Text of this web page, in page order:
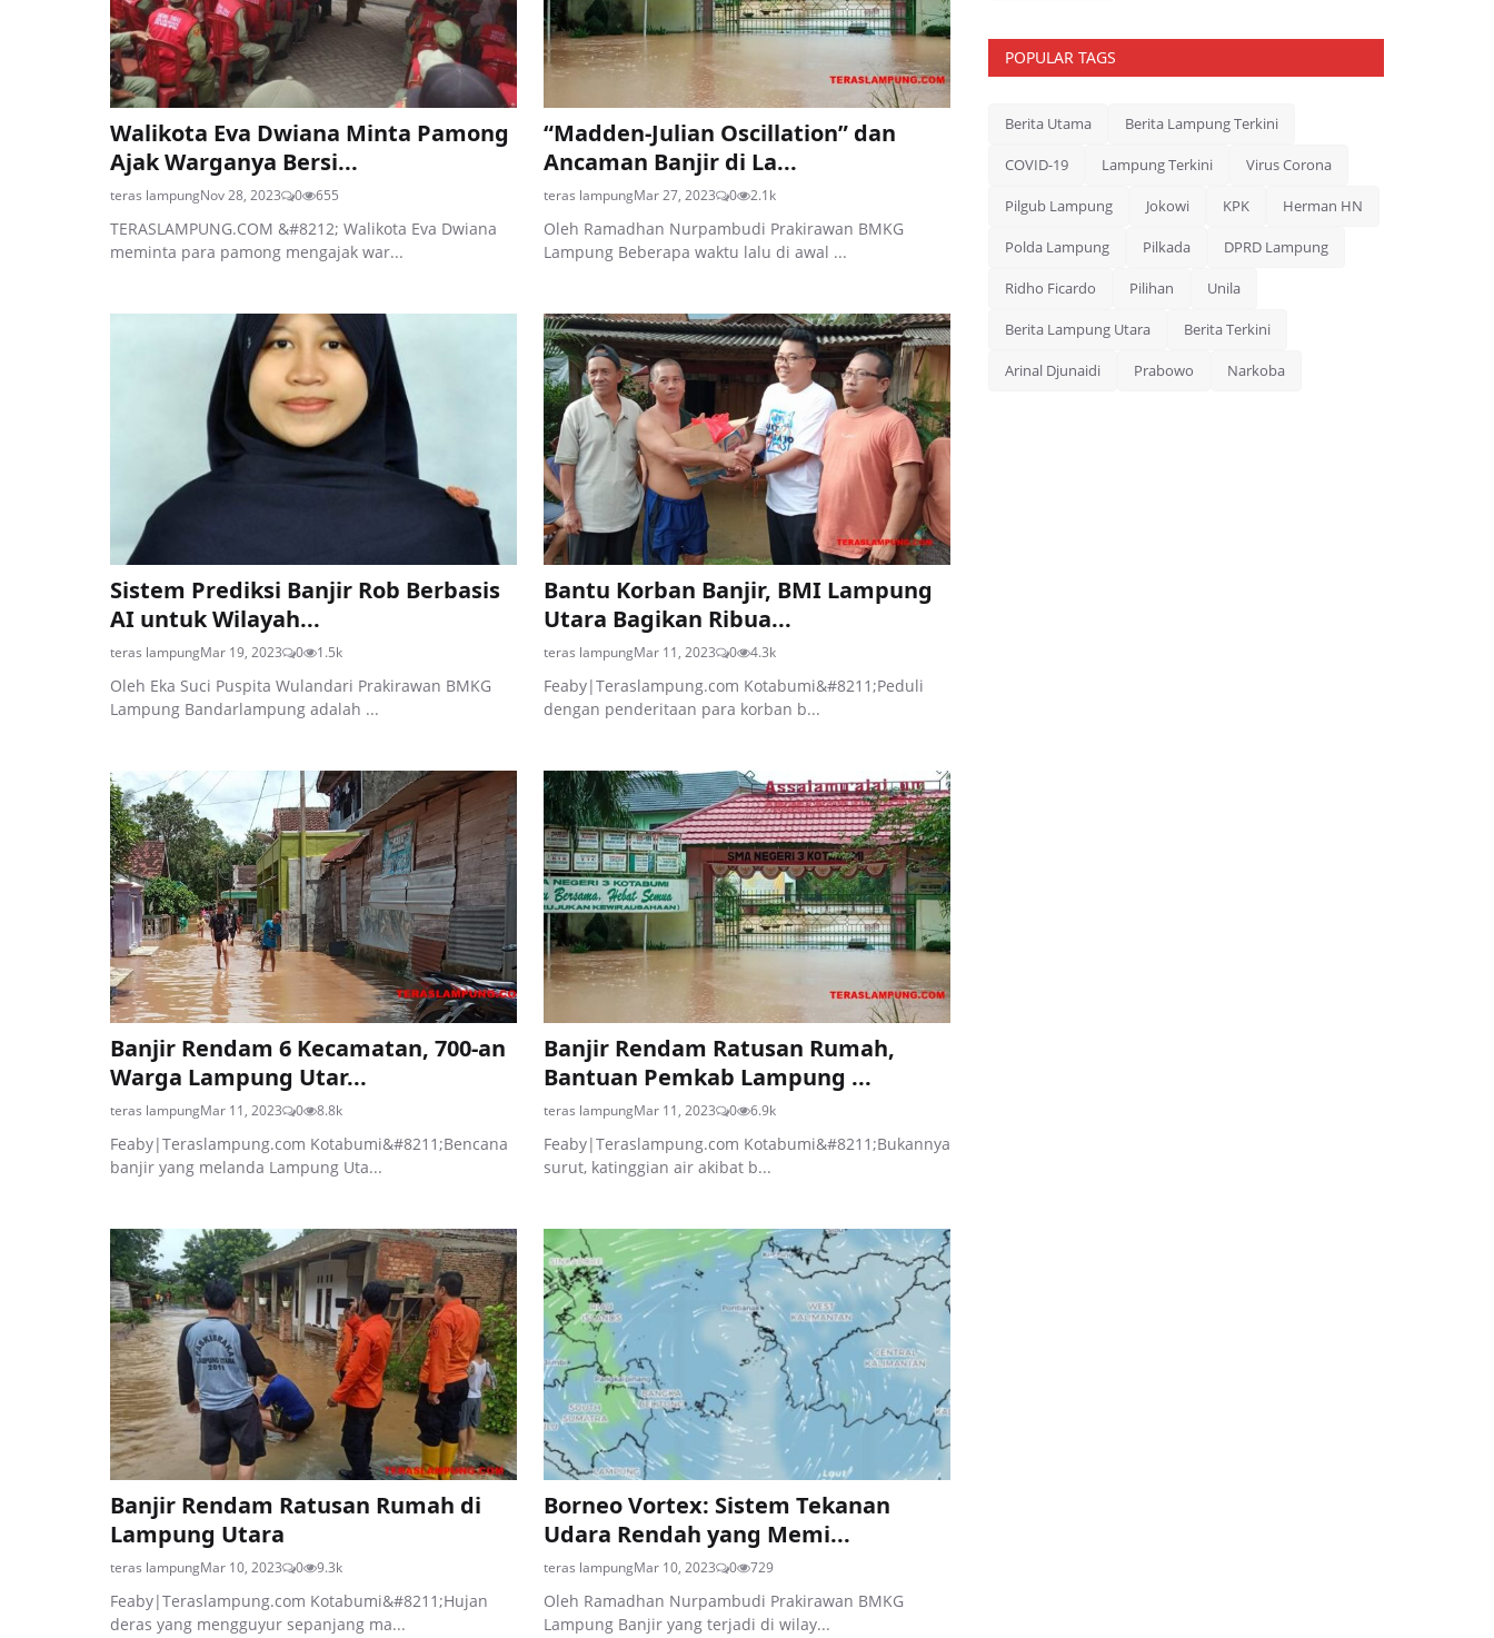
Walikota Eva Dwiana Minta Pamong
Ajak Warganya Bersi...
teras lampungNov 28, 2023 0 655
TERASLAMPUNG.COM &#8212; Walikota Eva Dwiana
meminta para pamong mengajak war...
“Madden-Julian Oscillation” dan
Ancaman Banjir di La...
teras lampungMar 27, 2023 0 2.1k
Oleh Ramadhan Nurpambudi Prakirawan BMKG
Lampung Beberapa waktu lalu di awal ...
Sistem Prediksi Banjir Rob Berbasis
AI untuk Wilayah...
teras lampungMar 19, 2023 0 1.5k
Oleh Eka Suci Puspita Wulandari Prakirawan BMKG
Lampung Bandarlampung adalah ...
Bantu Korban Banjir, BMI Lampung
Utara Bagikan Ribua...
teras lampungMar 11, 2023 0 4.3k
Feaby|Teraslampung.com Kotabumi&#8211;Peduli
dengan penderitaan para korban b...
Banjir Rendam 6 Kecamatan, 700-an
Warga Lampung Utar...
teras lampungMar 11, 2023 0 8.8k
Feaby|Teraslampung.com Kotabumi&#8211;Bencana
banjir yang melanda Lampung Uta...
Banjir Rendam Ratusan Rumah,
Bantuan Pemkab Lampung ...
teras lampungMar 11, 2023 0 6.9k
Feaby|Teraslampung.com Kotabumi&#8211;Bukannya
surut, katinggian air akibat b...
Banjir Rendam Ratusan Rumah di
Lampung Utara
teras lampungMar 10, 2023 0 9.3k
Feaby|Teraslampung.com Kotabumi&#8211;Hujan
deras yang mengguyur sepanjang ma...
Borneo Vortex: Sistem Tekanan
Udara Rendah yang Memi...
teras lampungMar 10, 2023 0 729
Oleh Ramadhan Nurpambudi Prakirawan BMKG
Lampung Banjir yang terjadi di wilay...
POPULAR TAGS
Berita Utama Berita Lampung Terkini
COVID-19 Lampung Terkini Virus Corona
Pilgub Lampung Jokowi KPK Herman HN
Polda Lampung Pilkada DPRD Lampung
Ridho Ficardo Pilihan Unila
Berita Lampung Utara Berita Terkini
Arinal Djunaidi Prabowo Narkoba